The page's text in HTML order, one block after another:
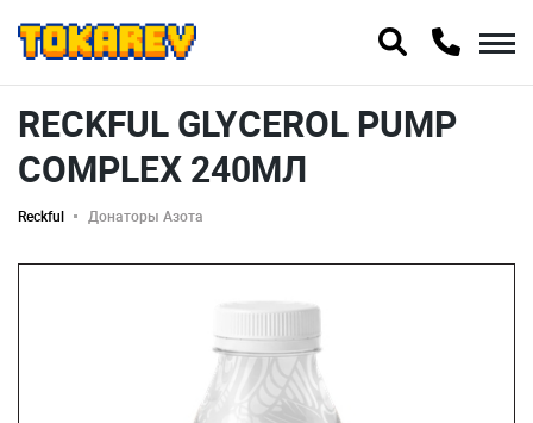
RECKFUL GLYCEROL PUMP
COMPLEX 240МЛ
Reckful Донаторы Азота